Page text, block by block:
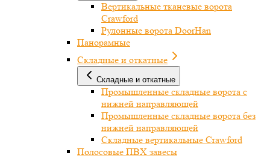
Вертикальные тканевые ворота
Crawford
Рулонные ворота DoorHan
Панорамные
Складные и откатные
Складные и откатные
Промышленные складные ворота с
нижней направляющей
Промышленные складные ворота без
нижней направляющей
Складные вертикальные Crawford
Полосовые ПВХ завесы